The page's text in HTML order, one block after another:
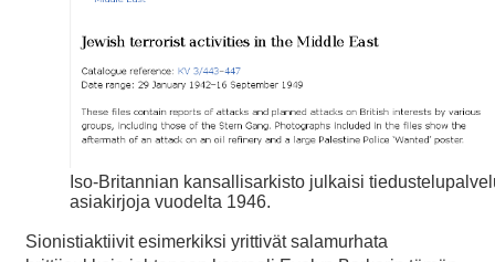
Iso-Britannian kansallisarkisto julkaisi
asiakirjoja vuodelta 1946.
Sionistiaktiivit esimerkiksi yrittivät salamurhata